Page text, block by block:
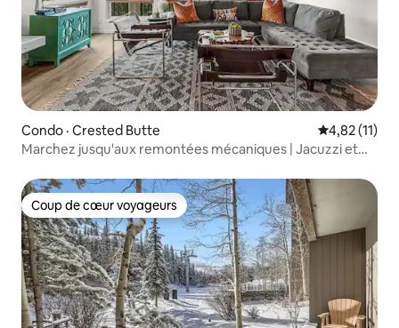
Condo · Crested Butte Note
4,82 (11)
Marchez jusqu'aux remontées mécaniques | Jacuzzi et
Coup de cœur voyageurs
Coup de cœur voyageurs